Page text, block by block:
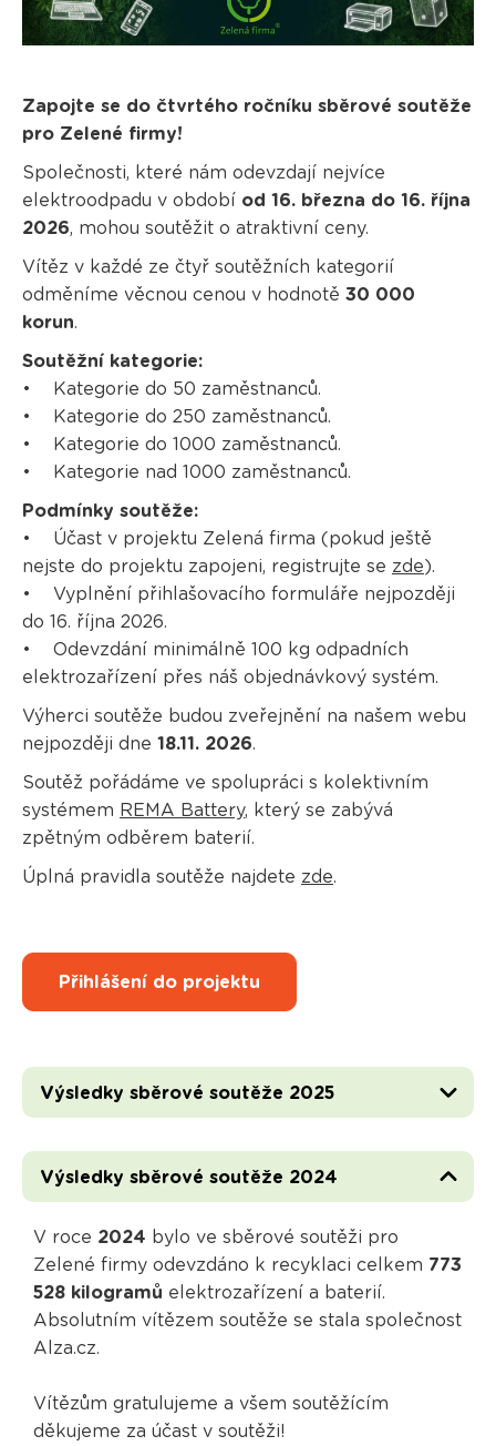
Zapojte se do čtvrtého ročníku sběrové soutěže
pro Zelené firmy!
Společnosti, které nám odevzdají nejvíce
elektroodpadu v období od 16. března do 16. října
2026, mohou soutěžit o atraktivní ceny.
Vítěz v každé ze čtyř soutěžních kategorií
odměníme věcnou cenou v hodnotě 30 000
korun.
Soutěžní kategorie:
• Kategorie do 50 zaměstnanců.
• Kategorie do 250 zaměstnanců.
• Kategorie do 1000 zaměstnanců.
• Kategorie nad 1000 zaměstnanců.
Podmínky soutěže:
• Účast v projektu Zelená firma (pokud ještě
nejste do projektu zapojeni, registrujte se zde).
• Vyplnění přihlašovacího formuláře nejpozději
do 16. října 2026.
• Odevzdání minimálně 100 kg odpadních
elektrozařízení přes náš objednávkový systém.
Výherci soutěže budou zveřejnění na našem webu
nejpozději dne 18.11. 2026.
Soutěž pořádáme ve spolupráci s kolektivním
systémem REMA Battery, který se zabývá
zpětným odběrem baterií.
Úplná pravidla soutěže najdete zde.
Přihlášení do projektu
Výsledky sběrové soutěže 2025
Výsledky sběrové soutěže 2024
V roce 2024 bylo ve sběrové soutěži pro
Zelené firmy odevzdáno k recyklaci celkem 773
528 kilogramů elektrozařízení a baterií.
Absolutním vítězem soutěže se stala společnost
Alza.cz.
Vítězům gratulujeme a všem soutěžícím
děkujeme za účast v soutěži!